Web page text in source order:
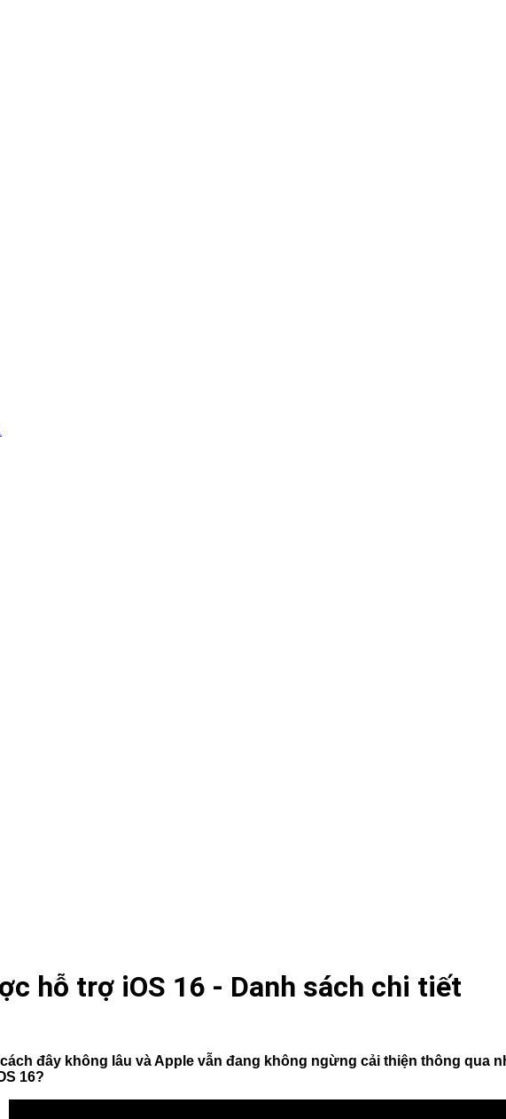
hỗ trợ iOS 16 - Danh sách chi tiết
đây không lâu và Apple vẫn đang không ngừng cải thiện thông qua
16?